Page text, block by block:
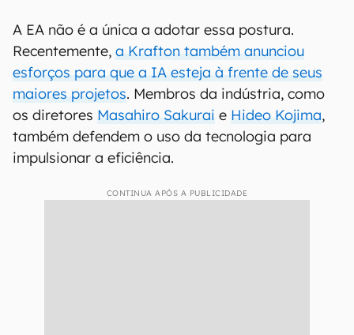
A EA não é a única a adotar essa postura.
Recentemente, a Krafton também anunciou
esforços para que a IA esteja à frente de seus
maiores projetos. Membros da indústria, como
os diretores Masahiro Sakurai e Hideo Kojima,
também defendem o uso da tecnologia para
impulsionar a eficiência.
CONTINUA APÓS A PUBLICIDADE